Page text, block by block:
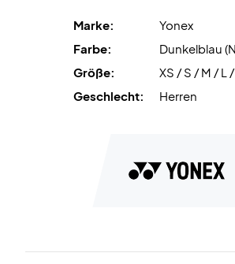
Marke:
Yonex
Farbe:
Dunkelblau
Größe:
XS / S / M / L
Geschlecht:
Herren